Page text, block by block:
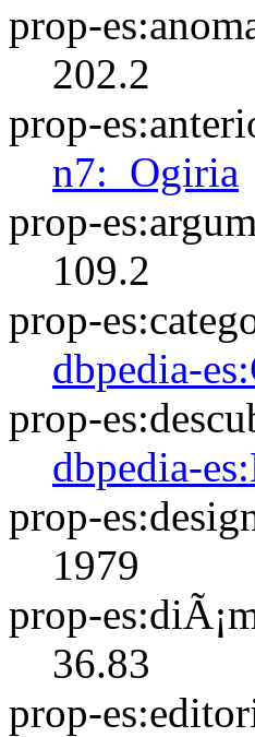
prop-
202.2
prop-
n7:_Ogiria
prop-
109.2
prop-
dbpedia-
prop-
dbpedia-
prop-
1979
prop-
36.83
prop-